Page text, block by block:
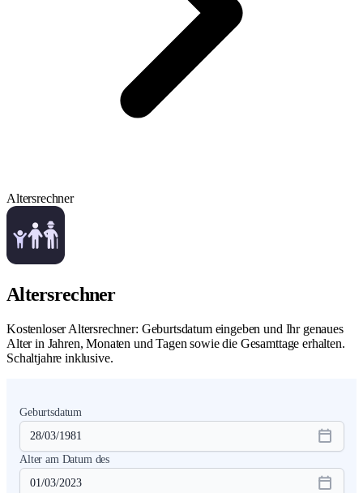
Altersrechner
Altersrechner
Kostenloser Altersrechner: Geburtsdatum eingeben und Ihr genaues
Alter in Jahren, Monaten und Tagen sowie die Gesamttage erhalten.
Schaltjahre inklusive.
Geburtsdatum
Alter am Datum des